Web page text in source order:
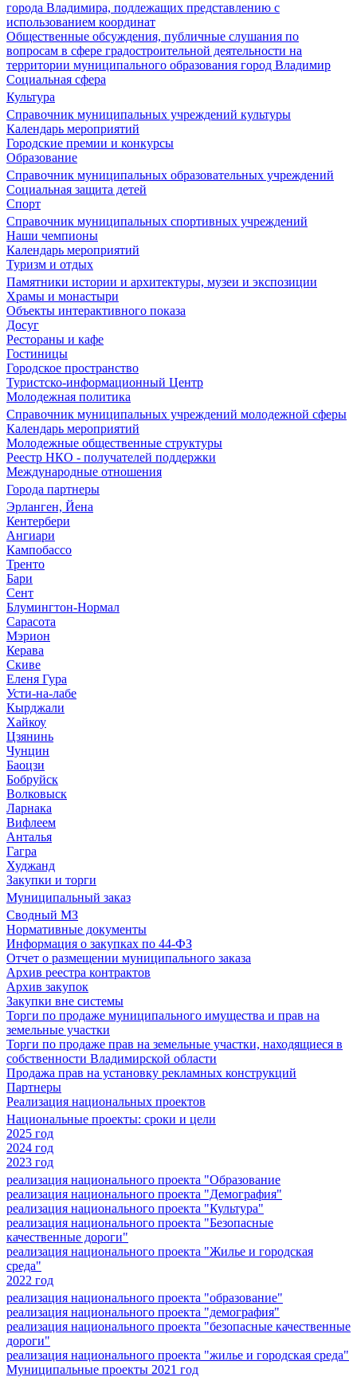
города Владимира, подлежащих представлению с
использованием координат
Общественные обсуждения, публичные слушания по
вопросам в сфере градостроительной деятельности на
территории муниципального образования город Владимир
Социальная сфера
Культура
Справочник муниципальных учреждений культуры
Календарь мероприятий
Городские премии и конкурсы
Образование
Справочник муниципальных образовательных учреждений
Социальная защита детей
Спорт
Справочник муниципальных спортивных учреждений
Наши чемпионы
Календарь мероприятий
Туризм и отдых
Памятники истории и архитектуры, музеи и экспозиции
Храмы и монастыри
Объекты интерактивного показа
Досуг
Рестораны и кафе
Гостиницы
Городское пространство
Туристско-информационный Центр
Молодежная политика
Справочник муниципальных учреждений молодежной сферы
Календарь мероприятий
Молодежные общественные структуры
Реестр НКО - получателей поддержки
Международные отношения
Города партнеры
Эрланген, Йена
Кентербери
Ангиари
Кампобассо
Тренто
Бари
Сент
Блумингтон-Нормал
Сарасота
Мэрион
Керава
Скиве
Еленя Гура
Усти-на-лабе
Кырджали
Хайкоу
Цзянинь
Чунцин
Баоцзи
Бобруйск
Волковыск
Ларнака
Вифлеем
Анталья
Гагра
Худжанд
Закупки и торги
Муниципальный заказ
Сводный МЗ
Нормативные документы
Информация о закупках по 44-ФЗ
Отчет о размещении муниципального заказа
Архив реестра контрактов
Архив закупок
Закупки вне системы
Торги по продаже муниципального имущества и прав на
земельные участки
Торги по продаже прав на земельные участки, находящиеся в
собственности Владимирской области
Продажа прав на установку рекламных конструкций
Партнеры
Реализация национальных проектов
Национальные проекты: сроки и цели
2025 год
2024 год
2023 год
реализация национального проекта "Образование
реализация национального проекта "Демография"
реализация национального проекта "Культура"
реализация национального проекта "Безопасные
качественные дороги"
реализация национального проекта "Жилье и городская
среда"
2022 год
реализация национального проекта "образование"
реализация национального проекта "демография"
реализация национального проекта "безопасные качественные
дороги"
реализация национального проекта "жилье и городская среда"
Муниципальные проекты 2021 год